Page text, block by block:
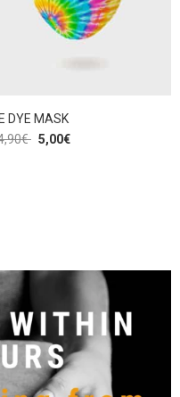
DYE MASK
€ 5,00€